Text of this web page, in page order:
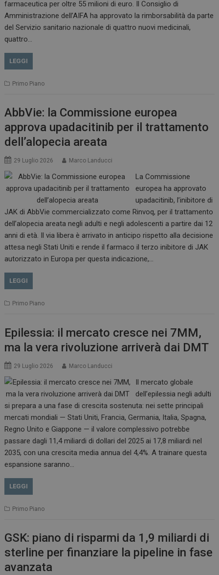
farmaceutica per oltre 55 milioni di euro. Il Consiglio di
Amministrazione dell’AIFA ha approvato la rimborsabilità da parte
del Servizio sanitario nazionale di quattro nuovi medicinali,
quattro…
LEGGI
Primo Piano
AbbVie: la Commissione europea
approva upadacitinib per il trattamento
dell’alopecia areata
29 Luglio 2026 Marco Landucci
La Commissione
europea ha approvato
upadacitinib, l’inibitore di
JAK di AbbVie commercializzato come Rinvoq, per il trattamento
dell’alopecia areata negli adulti e negli adolescenti a partire dai 12
anni di età. Il via libera è arrivato in anticipo rispetto alla decisione
attesa negli Stati Uniti e rende il farmaco il terzo inibitore di JAK
autorizzato in Europa per questa indicazione,…
LEGGI
Primo Piano
Epilessia: il mercato cresce nei 7MM,
ma la vera rivoluzione arriverà dai DMT
29 Luglio 2026 Marco Landucci
Il mercato globale
dell’epilessia negli adulti
si prepara a una fase di crescita sostenuta: nei sette principali
mercati mondiali — Stati Uniti, Francia, Germania, Italia, Spagna,
Regno Unito e Giappone — il valore complessivo potrebbe
passare dagli 11,4 miliardi di dollari del 2025 ai 17,8 miliardi nel
2035, con una crescita media annua del 4,4%. A trainare questa
espansione saranno…
LEGGI
Primo Piano
GSK: piano di risparmi da 1,9 miliardi di
sterline per finanziare la pipeline in fase
avanzata
VISITOR_INFO1_LIVE
Google LLC
.youtube.com
5